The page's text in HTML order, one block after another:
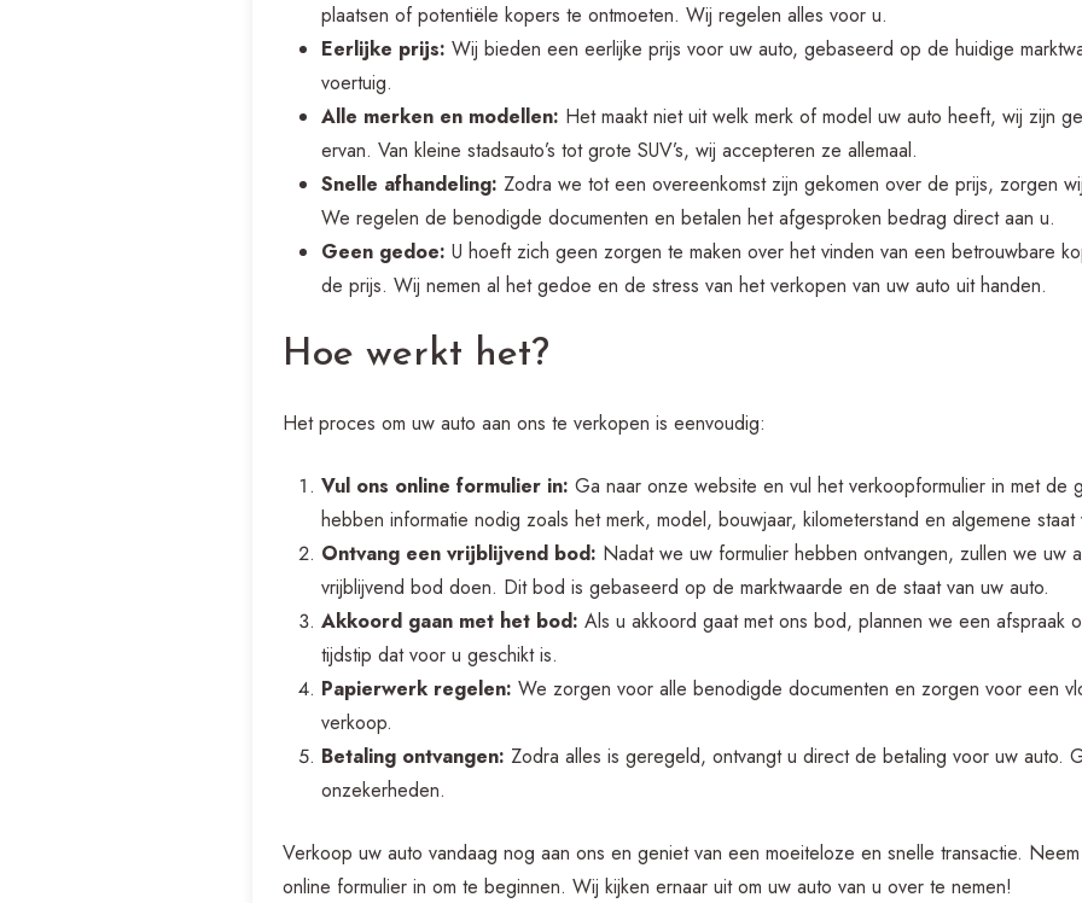
plaatsen of potentiële kopers te ontmoeten. Wij regelen alles voor u.
Eerlijke prijs: Wij bieden een eerlijke prijs voor uw auto, gebaseerd op de huidige
voertuig.
Alle merken en modellen: Het maakt niet uit welk merk of model uw auto heeft, wij zijn
ervan. Van kleine stadsauto’s tot grote SUV’s, wij accepteren ze allemaal.
Snelle afhandeling: Zodra we tot een overeenkomst zijn gekomen over de prijs, zorgen
We regelen de benodigde documenten en betalen het afgesproken bedrag direct aan u.
Geen gedoe: U hoeft zich geen zorgen te maken over het vinden van een betrouwbare
de prijs. Wij nemen al het gedoe en de stress van het verkopen van uw auto uit handen.
Hoe werkt het?
Het proces om uw auto aan ons te verkopen is eenvoudig:
Vul ons online formulier in: Ga naar onze website en vul het verkoopformulier in met de
hebben informatie nodig zoals het merk, model, bouwjaar, kilometerstand en algemene
Ontvang een vrijblijvend bod: Nadat we uw formulier hebben ontvangen, zullen we uw
vrijblijvend bod doen. Dit bod is gebaseerd op de marktwaarde en de staat van uw auto.
Akkoord gaan met het bod: Als u akkoord gaat met ons bod, plannen we een afspraak
tijdstip dat voor u geschikt is.
Papierwerk regelen: We zorgen voor alle benodigde documenten en zorgen voor een
verkoop.
Betaling ontvangen: Zodra alles is geregeld, ontvangt u direct de betaling voor uw auto.
onzekerheden.
Verkoop uw auto vandaag nog aan ons en geniet van een moeiteloze en snelle transactie.
online formulier in om te beginnen. Wij kijken ernaar uit om uw auto van u over te nemen!